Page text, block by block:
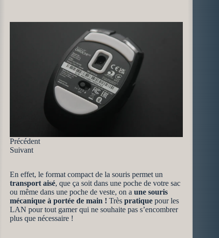
Précédent
Suivant
En effet, le format compact de la souris permet un
transport aisé, que ça soit dans une poche de votre sac
ou même dans une poche de veste, on a une souris
mécanique à portée de main ! Très pratique pour les
LAN pour tout gamer qui ne souhaite pas s’encombrer
plus que nécessaire !